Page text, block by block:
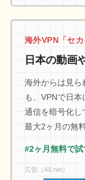
海外VPN「セカ
日本の動画
海外からは見ら
も、VPNで日
通信を暗号化し
最大2ヶ月の無
#2ヶ月無料で
広告（A8.net）